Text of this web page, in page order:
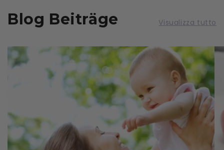
Blog Beiträge Visualizza tutto